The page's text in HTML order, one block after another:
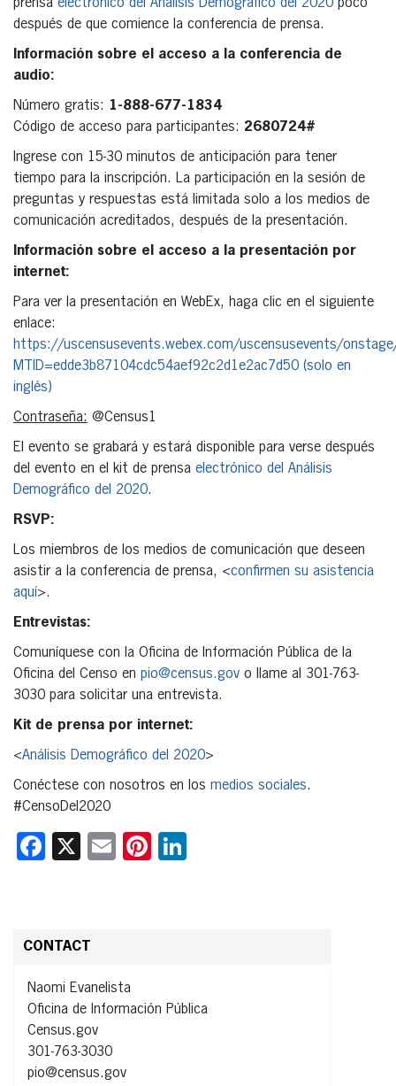
prensa electrónico del Análisis Demográfico del 2020 poco
después de que comience la conferencia de prensa.
Información sobre el acceso a la conferencia de
audio:
Número gratis: 1-888-677-1834
Código de acceso para participantes: 2680724#
Ingrese con 15-30 minutos de anticipación para tener
tiempo para la inscripción. La participación en la sesión de
preguntas y respuestas está limitada solo a los medios de
comunicación acreditados, después de la presentación.
Información sobre el acceso a la presentación por
internet:
Para ver la presentación en WebEx, haga clic en el siguiente
enlace:
https://uscensusevents.webex.com/uscensusevents/
MTID=edde3b87104cdc54aef92c2d1e2ac7d50 (solo en
inglés)
Contraseña: @Census1
El evento se grabará y estará disponible para verse después
del evento en el kit de prensa electrónico del Análisis
Demográfico del 2020.
RSVP:
Los miembros de los medios de comunicación que deseen
asistir a la conferencia de prensa, <confirmen su asistencia
aquí>.
Entrevistas:
Comuníquese con la Oficina de Información Pública de la
Oficina del Censo en pio@census.gov o llame al 301-763-
3030 para solicitar una entrevista.
Kit de prensa por internet:
<Análisis Demográfico del 2020>
Conéctese con nosotros en los medios sociales.
#CensoDel2020
Facebook
X EmailPinterest
CONTACT
Naomi Evanelista
Oficina de Información Pública
Census.gov
301-763-3030
pio@census.gov